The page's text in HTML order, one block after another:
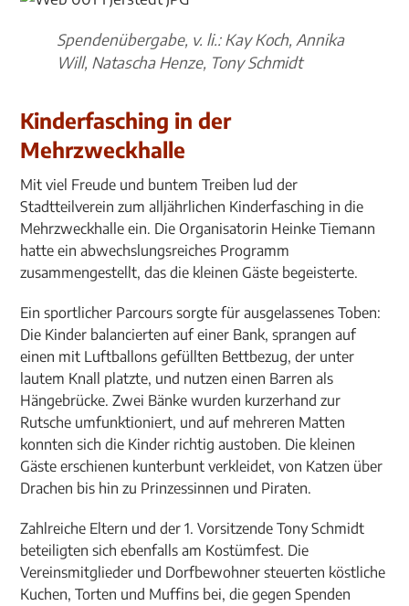
Spendenübergabe, v. li.: Kay Koch, Annika
Will, Natascha Henze, Tony Schmidt
Kinderfasching in der
Mehrzweckhalle
Mit viel Freude und buntem Treiben lud der
Stadtteilverein zum alljährlichen Kinderfasching in die
Mehrzweckhalle ein. Die Organisatorin Heinke Tiemann
hatte ein abwechslungsreiches Programm
zusammengestellt, das die kleinen Gäste begeisterte.
Ein sportlicher Parcours sorgte für ausgelassenes Toben:
Die Kinder balancierten auf einer Bank, sprangen auf
einen mit Luftballons gefüllten Bettbezug, der unter
lautem Knall platzte, und nutzen einen Barren als
Hängebrücke. Zwei Bänke wurden kurzerhand zur
Rutsche umfunktioniert, und auf mehreren Matten
konnten sich die Kinder richtig austoben. Die kleinen
Gäste erschienen kunterbunt verkleidet, von Katzen über
Drachen bis hin zu Prinzessinnen und Piraten.
Zahlreiche Eltern und der 1. Vorsitzende Tony Schmidt
beteiligten sich ebenfalls am Kostümfest. Die
Vereinsmitglieder und Dorfbewohner steuerten köstliche
Kuchen, Torten und Muffins bei, die gegen Spenden